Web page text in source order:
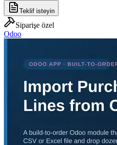
Teklif isteyin
Siparişe özel
Odoo